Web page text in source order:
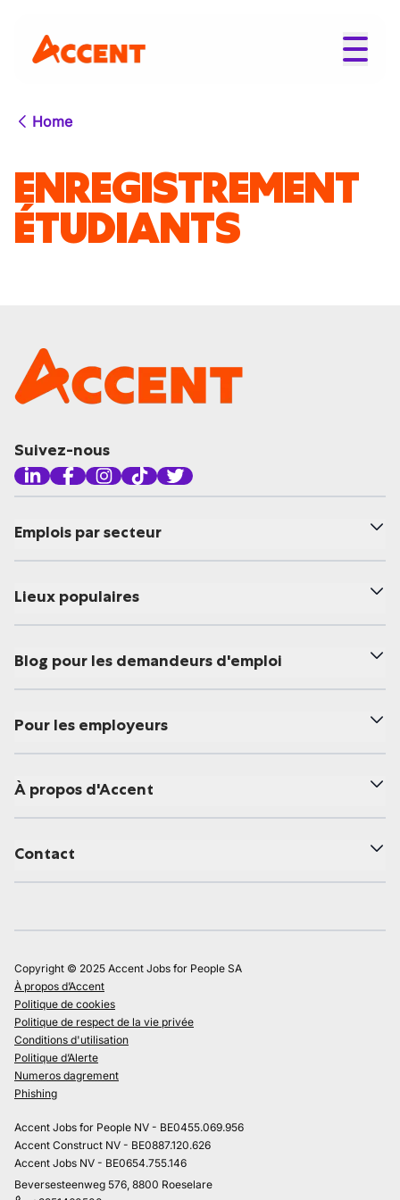
Home
ENREGISTREMENT
ÉTUDIANTS
Suivez-nous
Emplois par secteur
Lieux populaires
Blog pour les demandeurs d'emploi
Pour les employeurs
À propos d'Accent
Contact
Copyright © 2025 Accent Jobs for People SA
À propos d’Accent
Politique de cookies
Politique de respect de la vie privée
Conditions d'utilisation
Politique d’Alerte
Numeros dagrement
Phishing
Accent Jobs for People NV - BE0455.069.956
Accent Construct NV - BE0887.120.626
Accent Jobs NV - BE0654.755.146
Beversesteenweg 576, 8800 Roeselare